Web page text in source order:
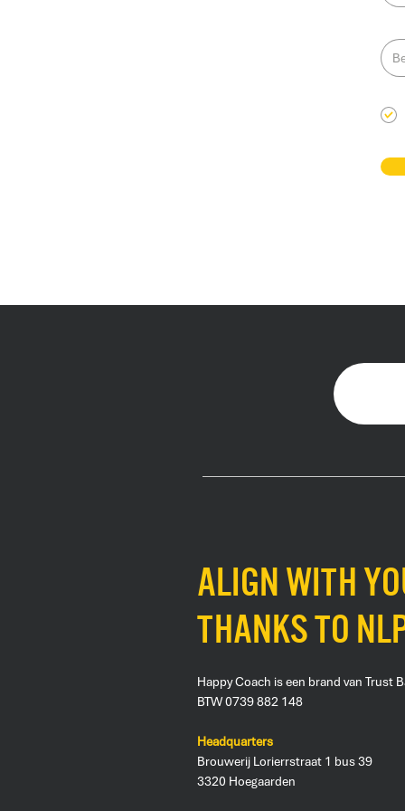
align with
thanks to
Happy Coach is een brand van Trust
BTW 0739 882 148
Headquarters
Brouwerij Lorierrstraat 1 bus 39
3320 Hoegaarden